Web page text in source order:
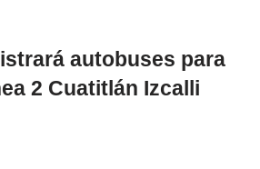
autobuses para
2 Cuatitlán Izcalli